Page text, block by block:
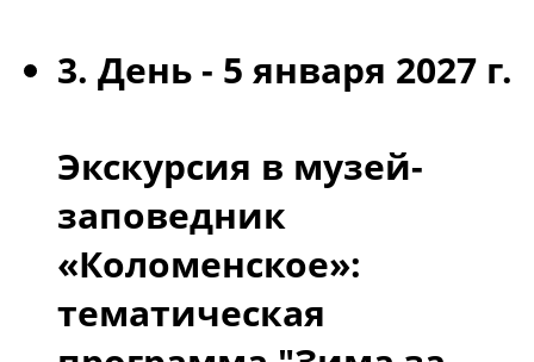
3. День - 5 января 2027 г.
Экскурсия в музей-
заповедник
«Коломенское»:
тематическая